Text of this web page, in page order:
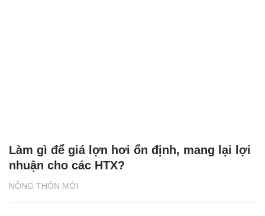
NÔNG THÔN MỚI
Làm gì để giá lợn hơi ổn định, mang lại lợi
nhuận cho các HTX?